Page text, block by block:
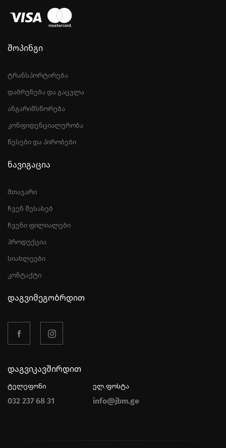
შოპინგი
ტრანსპორტირება
დაბრუნება და გაცვლა
ანგარიშსწორება
კონფიდენციალურობა
წესები და პირობები
ნავიგაცია
მთავარი
ჩვენ შესახებ
ჩვენი ფილიალები
პროდუქცია
სიახლეები
კონტაქტი
დაგვიმეგობრდით
დაგვიკავშირდით
ტელეფონი
032 237 68 31
ელ.ფოსტა
info@jbm.ge